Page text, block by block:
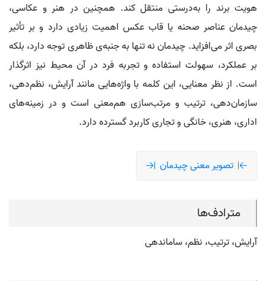
هویت برند را به‌درستی منتقل کند. همچنین در هنر و عکاسی،
چيدمان عناصر صحنه یا قاب عکس اهمیت زیادی دارد و بر تأثیر
بصری اثر می‌افزاید. چیدمان نه تنها به جنبه‌ی ظاهری توجه دارد، بلکه
بر عملکرد، سهولت استفاده و تجربه فرد در آن محیط نیز اثرگذار
است. از نظر معنایی، این کلمه با واژه‌هایی مانند آرایش، نظم‌دهی،
سازمان‌دهی، ترتیب و مرتب‌سازی هم‌معنی است و در زمینه‌های
اداری، هنری، خانگی و تجاری کاربرد گسترده دارد.
تصویر معنی چیدمان
مترادف‌ها
آرایش، ترتیب، نظم، ساماندهی